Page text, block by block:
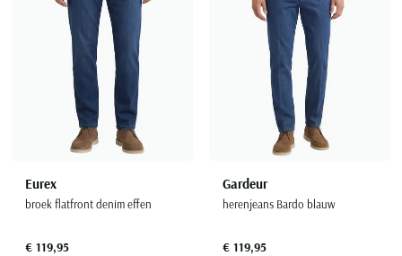
Eurex
broek flatfront denim effen
€ 119,95
Gardeur
herenjeans Bardo blauw
€ 119,95